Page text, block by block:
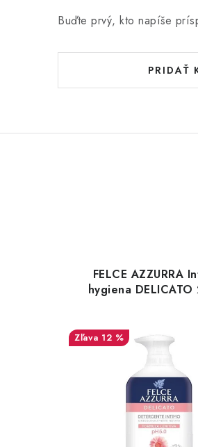
Buďte prvý, kto napíše
PRIDAŤ
FELCE AZZURRA
hygiena DELICATO
12 %